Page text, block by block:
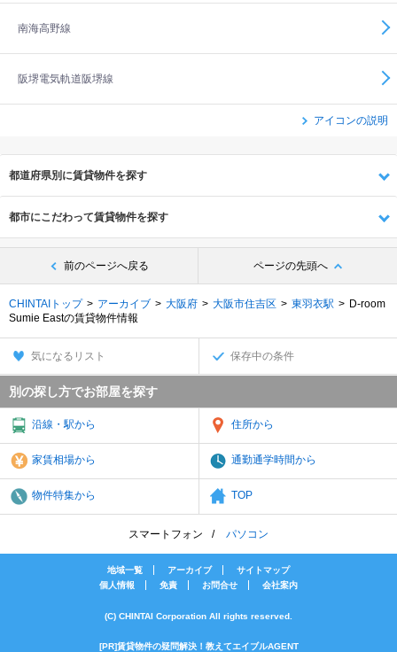
南海高野線
阪堺電気軌道阪堺線
アイコンの説明
都道府県別に賃貸物件を探す
都市にこだわって賃貸物件を探す
前のページへ戻る ページの先頭へ
CHINTAIトップ アーカイブ 大阪府 大阪市住吉区 東羽衣駅
D-room
Sumie Eastの賃貸物件情報
気になるリスト 保存中の条件
別の探し方でお部屋を探す
沿線・駅から 住所から
家賃相場から 通勤通学時間から
物件特集から TOP
スマートフォン パソコン
地域一覧 アーカイブ
サイトマップ
個人情報
免責 お問合せ 会社案内
(C) CHINTAI Corporation All rights reserved.
[PR]賃貸物件の疑問解決！教えてエイブルAGENT